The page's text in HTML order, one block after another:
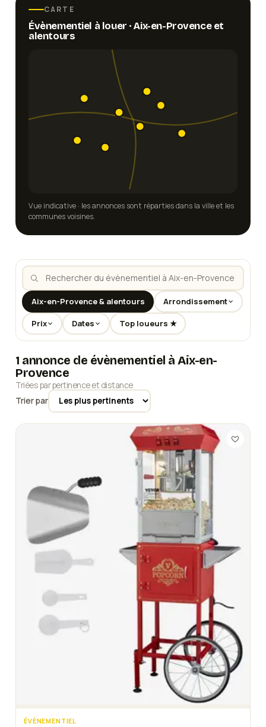
CARTE
Évènementiel à louer ·Aix-en-Provenceet
alentours
Vue indicative · les annonces sont réparties dans la ville et les
communes voisines.
Aix-en-Provence & alentours Arrondissement
Prix Dates Top loueurs ★
1 annonce de évènementiel à Aix-en-
Provence
Triées par pertinence et distance
Trier par
ÉVÈNEMENTIEL